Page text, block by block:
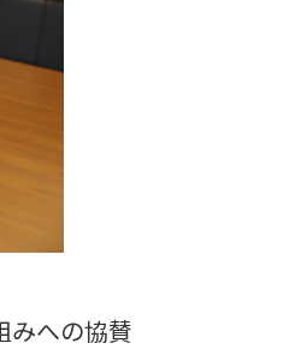
みへの協賛